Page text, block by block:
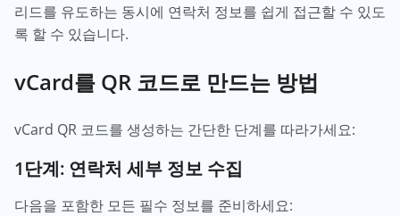
리드를 유도하는 동시에 연락처 정보를 쉽게 접근할 수 있도
록 할 수 있습니다.
vCard를 QR 코드로 만드는 방법
vCard QR 코드를 생성하는 간단한 단계를 따라가세요:
1단계: 연락처 세부 정보 수집
다음을 포함한 모든 필수 정보를 준비하세요: